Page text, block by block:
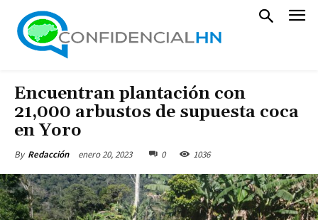
Encuentran plantación con
21,000 arbustos de supuesta coca
en Yoro
By Redacción enero 20, 2023 0 1036